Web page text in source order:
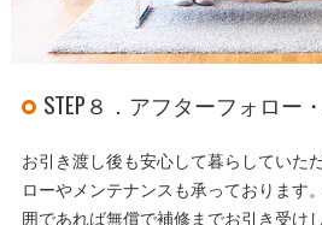
STEP８．アフターフォロー
お引き渡し後も安心して暮らしていた
ローやメンテナンスも承っております
囲であれば無償で補修までお引き受け